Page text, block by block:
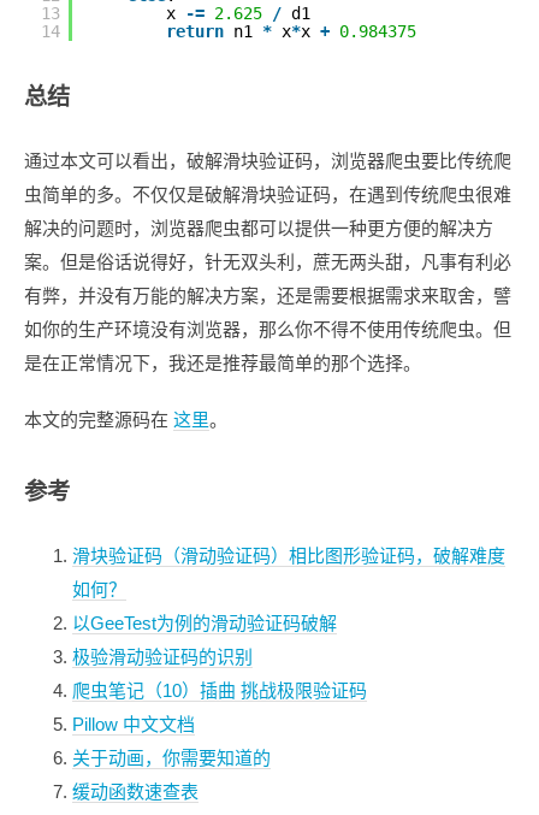
13
14
x
-= 2.625 / d1
return n1 * x*x + 0.984375
总结
通过本文可以看出，破解滑块验证码，浏览器爬虫要比传统爬
虫简单的多。不仅仅是破解滑块验证码，在遇到传统爬虫很难
解决的问题时，浏览器爬虫都可以提供一种更方便的解决方
案。但是俗话说得好，针无双头利，蔗无两头甜，凡事有利必
有弊，并没有万能的解决方案，还是需要根据需求来取舍，譬
如你的生产环境没有浏览器，那么你不得不使用传统爬虫。但
是在正常情况下，我还是推荐最简单的那个选择。
本文的完整源码在 这里。
参考
滑块验证码（滑动验证码）相比图形验证码，破解难度
如何？
以GeeTest为例的滑动验证码破解
极验滑动验证码的识别
爬虫笔记（10）插曲 挑战极限验证码
Pillow 中文文档
关于动画，你需要知道的
缓动函数速查表